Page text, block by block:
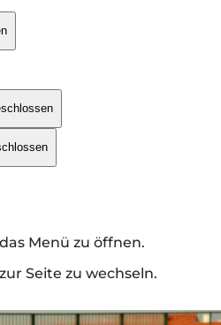
Menü zu öffnen.
Seite zu wechseln.